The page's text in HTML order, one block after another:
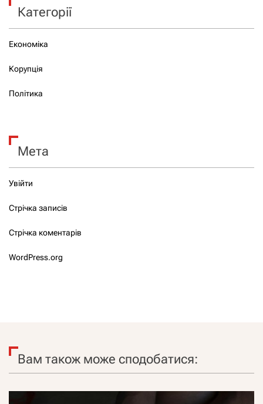
Категорії
Економіка
Корупція
Політика
Мета
Увійти
Стрічка записів
Стрічка коментарів
WordPress.org
Вам також може сподобатися: